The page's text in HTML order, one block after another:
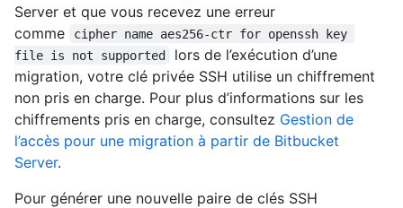
Server et que vous recevez une erreur
comme
cipher name aes256-ctr for openssh key
file is not supported
lors de l’exécution d’une
migration, votre clé privée SSH utilise un chiffrement
non pris en charge. Pour plus d’informations sur les
chiffrements pris en charge, consultez Gestion de
l’accès pour une migration à partir de Bitbucket
Server.
Pour générer une nouvelle paire de clés SSH